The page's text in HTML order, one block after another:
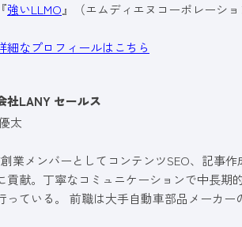
強いLLMO 』（エムディエヌコーポレーショ
細なプロフィールはこちら
社LANY セールス
太
業メンバーとしてコンテンツSEO、記事
貢献。丁寧なコミュニケーションで中長期
っている。 前職は大手自動車部品メーカー